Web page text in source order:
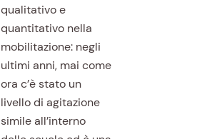
qualitativo e
quantitativo nella
mobilitazione: negli
ultimi anni, mai come
ora c’è stato un
livello di agitazione
simile all’interno